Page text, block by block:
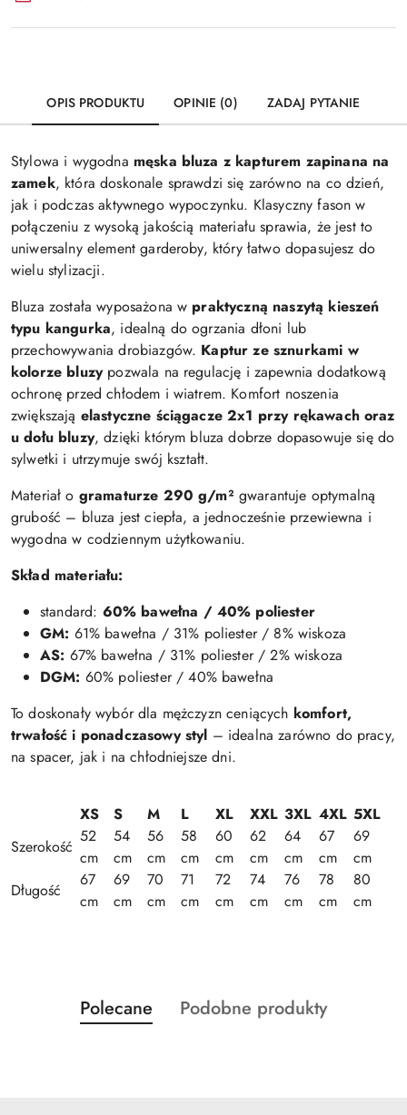
OPIS PRODUKTU OPINIE (0) ZADAJ PYTANIE
Stylowa i wygodna męska bluza z kapturem zapinana na
zamek, która doskonale sprawdzi się zarówno na co dzień,
jak i podczas aktywnego wypoczynku. Klasyczny fason w
połączeniu z wysoką jakością materiału sprawia, że jest to
uniwersalny element garderoby, który łatwo dopasujesz do
wielu stylizacji.
Bluza została wyposażona w praktyczną naszytą kieszeń
typu kangurka, idealną do ogrzania dłoni lub
przechowywania drobiazgów. Kaptur ze sznurkami w
kolorze bluzypozwala na regulację i zapewnia dodatkową
ochronę przed chłodem i wiatrem. Komfort noszenia
zwiększają elastyczne ściągacze 2x1 przy rękawach oraz
u dołu bluzy, dzięki którym bluza dobrze dopasowuje się do
sylwetki i utrzymuje swój kształt.
Materiał o gramaturze 290 g/m² gwarantuje optymalną
grubość – bluza jest ciepła, a jednocześnie przewiewna i
wygodna w codziennym użytkowaniu.
Skład materiału:
standard: 60% bawełna / 40% poliester
GM: 61% bawełna / 31% poliester / 8% wiskoza
AS: 67% bawełna / 31% poliester / 2% wiskoza
DGM: 60% poliester / 40% bawełna
To doskonały wybór dla mężczyzn ceniących komfort,
trwałość i ponadczasowy styl – idealna zarówno do pracy,
na spacer, jak i na chłodniejsze dni.
XS S M L XL XXL 3XL 4XL 5XL
Szerokość
52
cm
54
cm
56
cm
58
cm
60
cm
62
cm
64
cm
67
cm
69
cm
Długość
67
cm
69
cm
70
cm
71
cm
72
cm
74
cm
76
cm
78
cm
80
cm
Pomiń karuzelę produktów
Produkty
o
Polecane
Produkty
Podobne produkty